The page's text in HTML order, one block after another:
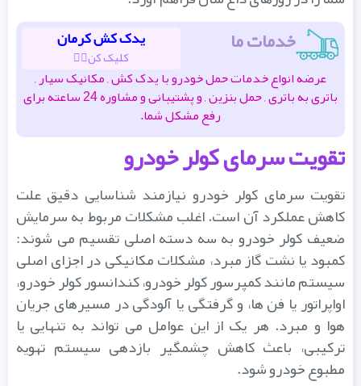
یدک کش کرمان
کلیک کن👆🏽 خدمات ما
عرضه انواع خدمات حمل خودرو با یدک کش , مکانیک سیار ,
باتری به باتری , حمل بنزین , و پشتیبانی و مشاوره 24 ساعته برای
رفع مشکل شما.
تقویت سرمای کولر خودرو
تقویت سرمای کولر خودرو نیازمند شناسایی دقیق علت
کاهش عملکرد آن است. اغلب مشکلات مربوط به سرمایش
ضعیف کولر خودرو به سه دسته اصلی تقسیم می شوند:
کمبود یا نشت گاز مبرد، مشکلات مکانیکی در اجزای اصلی
سیستم مانند کمپرسور کولر خودرو، کندانسور کولر خودرو،
اواپراتور یا فن ها، و گرفتگی یا آلودگی در مسیرهای جریان
هوا و مبرد. هر یک از این عوامل می تواند به تنهایی یا
ترکیبی، باعث کاهش چشمگیر بازدهی سیستم تهویه
مطبوع خودرو شود.